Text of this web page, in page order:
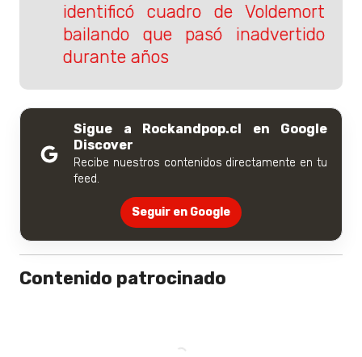
identificó cuadro de Voldemort
bailando que pasó inadvertido
durante años
Sigue a Rockandpop.cl en Google
Discover
Recibe nuestros contenidos directamente en tu
feed.
Seguir en Google
Contenido patrocinado